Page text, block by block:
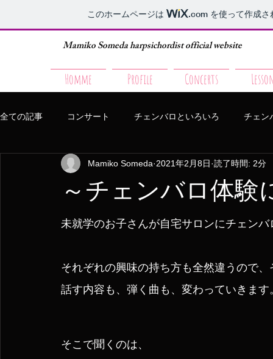
このホームページは .com を使って作成
Mamiko Someda harpsichordist official website
Homme
Profile Concerts
全ての記事 コンサート チェンバロといろいろ チェン
～チェンバロ体験
Mamiko Someda 2021年2月8日 読了時間: 2分
未就学のお子さんが自宅サロンにチェン
それぞれの興味の持ち方も全然違うので
話す内容も、弾く曲も、変わっていきます
そこで聞くのは、